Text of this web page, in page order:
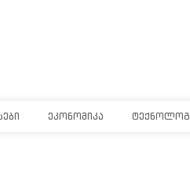
ᲔᲙᲝᲜᲝᲛᲘᲙᲐ